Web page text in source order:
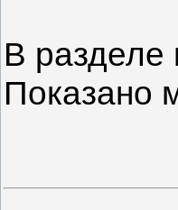
В разделе
Показано